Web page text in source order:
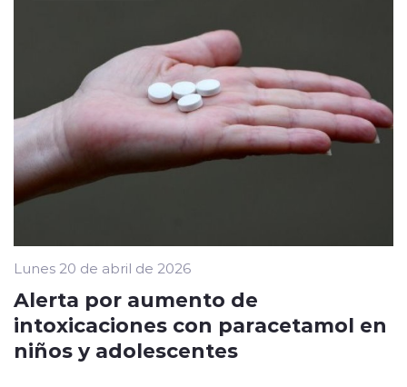
Lunes 20 de abril de 2026
Alerta por aumento de
intoxicaciones con paracetamol en
niños y adolescentes